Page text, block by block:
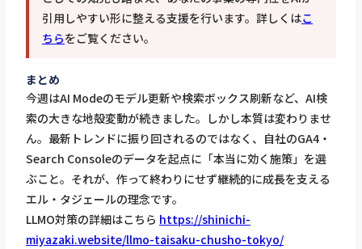
引用しやすい形に整える支援を行います。詳しくはこ
ちらをご覧ください。
まとめ
今週はAI Modeのモデル更新や検索ボックス刷新など、AI検
索の大きな地殻変動が続きました。しかし本質は変わりませ
ん。最新トレンドに振り回されるのではなく、自社のGA4・
Search Consoleのデータを起点に「本当に効く施策」を選
ぶこと。それが、作って終わりにせず継続的に成長を支える
エル・タジェールの理念です。
LLMO対策の詳細はこちら https://shinichi-
miyazaki.website/llmo-taisaku-chusho-tokyo/